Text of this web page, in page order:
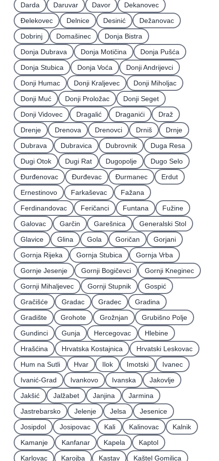
Darda
Daruvar Davor
Dekanovec
Ðelekovec
Delnice Desinić
Dežanovac
Dobrinj
Domašinec
Donja Bistra
Donja Dubrava
Donja Motičina
Donja Pušća
Donja Stubica
Donja Voća
Donji Andrijevci
Donji Humac
Donji Kraljevec
Donji Miholjac
Donji Muć
Donji Proložac
Donji Seget
Donji Vidovec
Dragalić Draganići
Draž
Drenje
Drenova Drenovci Drniš
Drnje
Dubrava
Dubravica Dubrovnik
Duga Resa
Dugi Otok
Dugi Rat Dugopolje
Dugo Selo
Ðurđenovac
Ðurđevac Ðurmanec
Erdut
Ernestinovo
Farkaševac
Fažana
Ferdinandovac
Feričanci Funtana
Fužine
Galovac
Garčin Garešnica
Generalski Stol
Glavice
Glina Gola Goričan
Gorjani
Gornja Rijeka
Gornja Stubica
Gornja Vrba
Gornje Jesenje
Gornji Bogičevci
Gornji Kneginec
Gornji Mihaljevec
Gornji Stupnik
Gospić
Gračišće
Gradac Gradec
Gradina
Gradište
Grohote Grožnjan
Grubišno Polje
Gundinci
Gunja Hercegovac
Hlebine
Hrašćina
Hrvatska Kostajnica
Hrvatski Leskovac
Hum na Sutli
Hvar Ilok Imotski
Ivanec
Ivanić-Grad
Ivankovo Ivanska
Jakovlje
Jakšić
Jalžabet Janjina
Jarmina
Jastrebarsko
Jelenje Jelsa
Jesenice
Josipdol
Josipovac Kali Kalinovac
Kalnik
Kamanje
Kanfanar Kapela
Kaptol
Karlovac
Karojba Kastav Kaštel Gomilica